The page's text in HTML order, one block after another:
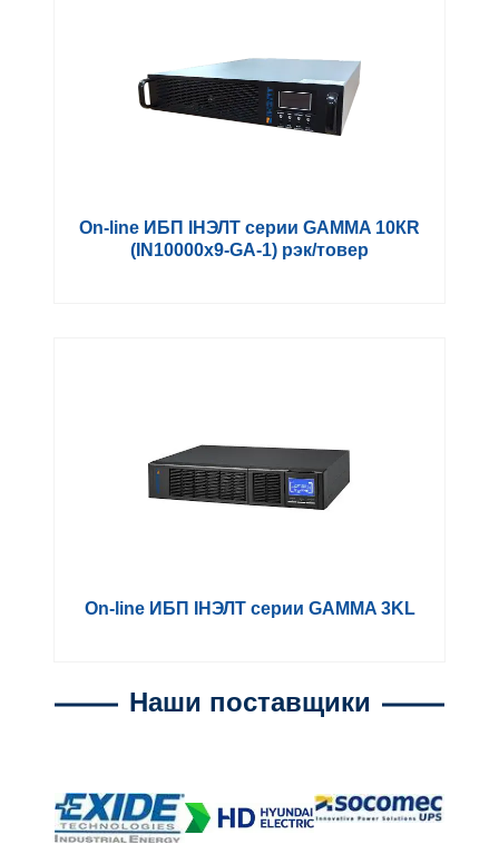
On-line ИБП IНЭЛТ серии GAMMA 10КR
(IN10000х9-GA-1) рэк/товер
On-line ИБП IНЭЛТ серии GAMMA 3KL
Наши поставщики